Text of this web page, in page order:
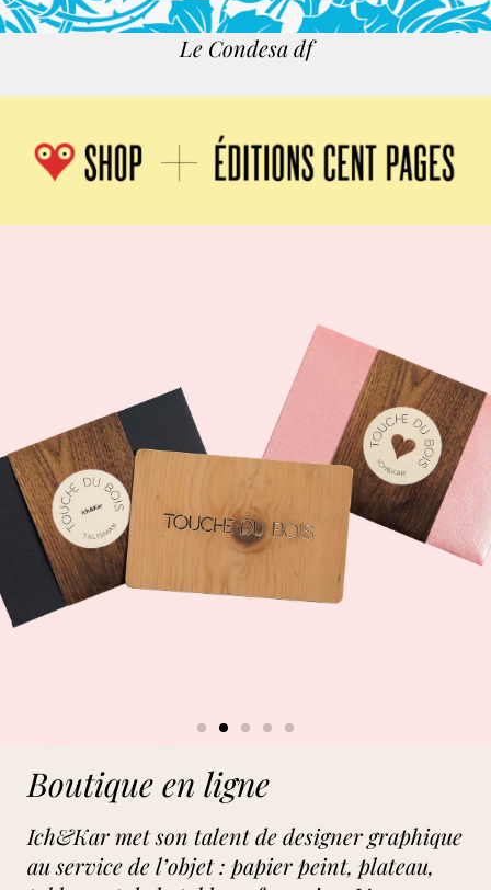
Le Condesadf
Boutique en ligne
Ich&Kar met son talent de designer graphique
au service de l’objet : papier peint, plateau,